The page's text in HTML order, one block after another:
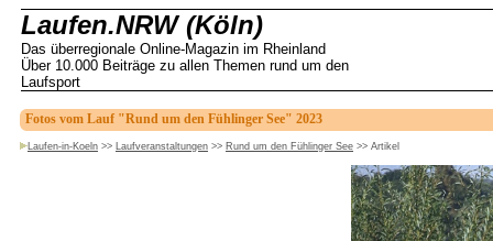
Laufen.NRW (Köln)
Das überregionale Online-Magazin im Rheinland
Über 10.000 Beiträge zu allen Themen rund um den
Laufsport
Fotos vom Lauf "Rund um den Fühlinger See" 2023
Laufen-in-Koeln >> Laufveranstaltungen >> Rund um den Fühlinger See >> Artikel